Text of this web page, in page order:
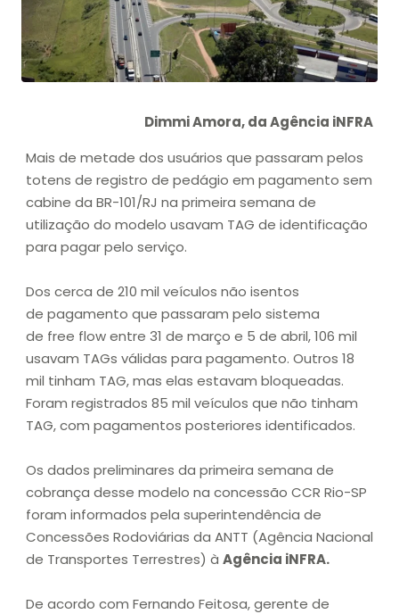
Dimmi Amora, da Agência iNFRA
Mais de metade dos usuários que passaram pelos
totens de registro de pedágio em pagamento sem
cabine da BR-101/RJ na primeira semana de
utilização do modelo usavam TAG de identificação
para pagar pelo serviço.
Dos cerca de 210 mil veículos não isentos
de pagamento que passaram pelo sistema
de free flow entre 31 de março e 5 de abril, 106 mil
usavam TAGs válidas para pagamento. Outros 18
mil tinham TAG, mas elas estavam bloqueadas.
Foram registrados 85 mil veículos que não tinham
TAG, com pagamentos posteriores identificados.
Os dados preliminares da primeira semana de
cobrança desse modelo na concessão CCR Rio-SP
foram informados pela superintendência de
Concessões Rodoviárias da ANTT (Agência Nacional
de Transportes Terrestres) à Agência iNFRA.
De acordo com Fernando Feitosa, gerente de